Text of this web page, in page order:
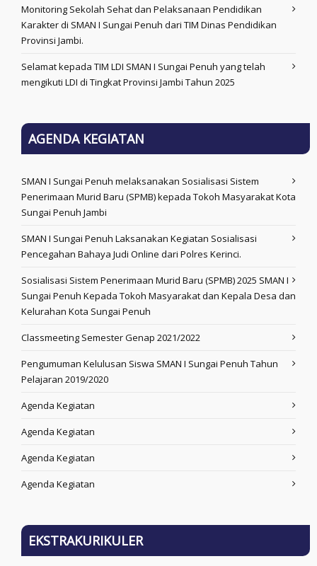
Monitoring Sekolah Sehat dan Pelaksanaan Pendidikan
Karakter di SMAN I Sungai Penuh dari TIM Dinas Pendidikan
Provinsi Jambi.
Selamat kepada TIM LDI SMAN I Sungai Penuh yang telah
mengikuti LDI di Tingkat Provinsi Jambi Tahun 2025
AGENDA KEGIATAN
SMAN I Sungai Penuh melaksanakan Sosialisasi Sistem
Penerimaan Murid Baru (SPMB) kepada Tokoh Masyarakat Kota
Sungai Penuh Jambi
SMAN I Sungai Penuh Laksanakan Kegiatan Sosialisasi
Pencegahan Bahaya Judi Online dari Polres Kerinci.
Sosialisasi Sistem Penerimaan Murid Baru (SPMB) 2025 SMAN I
Sungai Penuh Kepada Tokoh Masyarakat dan Kepala Desa dan
Kelurahan Kota Sungai Penuh
Classmeeting Semester Genap 2021/2022
Pengumuman Kelulusan Siswa SMAN I Sungai Penuh Tahun
Pelajaran 2019/2020
Agenda Kegiatan
Agenda Kegiatan
Agenda Kegiatan
Agenda Kegiatan
EKSTRAKURIKULER